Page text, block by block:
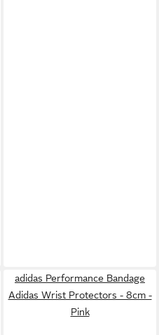
adidas Performance Bandage
Adidas Wrist Protectors - 8cm -
Pink